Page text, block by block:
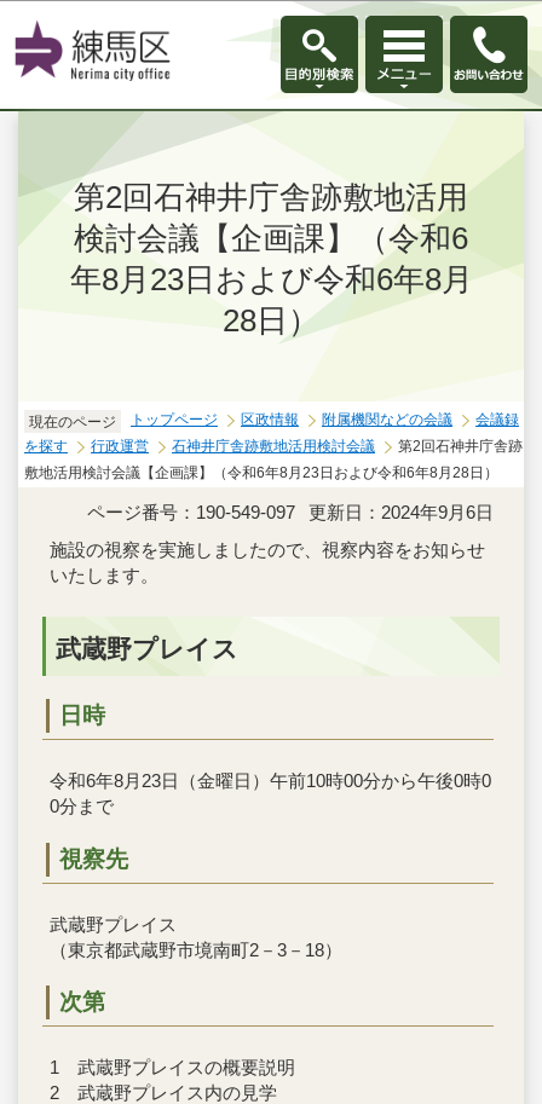
このページの本文へ移動
第2回石神井庁舎跡敷地活用
検討会議【企画課】（令和6
年8月23日および令和6年8月
28日）
現在のページ トップページ 区政情報 附属機関などの会議
会議録
を探す
行政運営 石神井庁舎跡敷地活用検討会議
第2回石神井庁舎跡
敷地活用検討会議【企画課】（令和6年8月23日および令和6年8月28日）
ページ番号：190-549-097
更新日：2024年9月6日
施設の視察を実施しましたので、視察内容をお知らせ
いたします。
武蔵野プレイス
日時
令和6年8月23日（金曜日）午前10時00分から午後0時0
0分まで
視察先
武蔵野プレイス
（東京都武蔵野市境南町2－3－18）
次第
1 武蔵野プレイスの概要説明
2 武蔵野プレイス内の見学